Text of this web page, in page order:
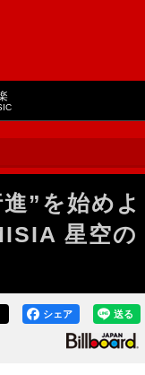
”を始めよ
星空の
送る
シェア